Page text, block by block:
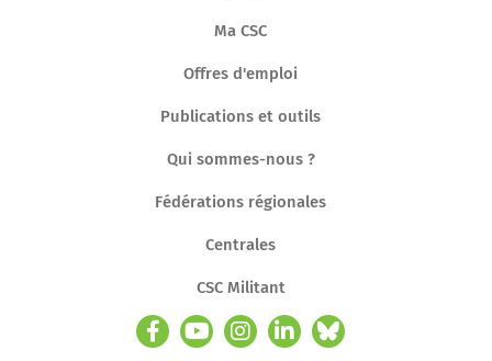
Ma CSC
Offres d'emploi
Publications et outils
Qui sommes-nous ?
Fédérations régionales
Centrales
CSC Militant